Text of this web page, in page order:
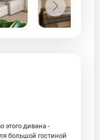
этого дивана -
большой гостиной